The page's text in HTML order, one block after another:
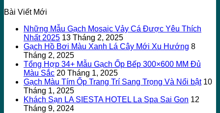
Bài Viết Mới
Những Mẫu Gạch Mosaic Vảy Cá Được Yêu Thích
Nhất 2025 13 Tháng 2, 2025
Gạch Hồ Bơi Màu Xanh Lá Cây Mới Xu Hướng 8
Tháng 2, 2025
Tổng Hợp 34+ Mẫu Gạch Ốp Bếp 300×600 MM Đủ
Màu Sắc 20 Tháng 1, 2025
Gạch Màu Tím Ốp Trang Trí Sang Trọng Và Nổi bật 10
Tháng 1, 2025
Khách Sạn LA SIESTA HOTEL La Spa Sai Gon 12
Tháng 9, 2024